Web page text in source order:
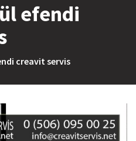
efendi
creavit servis